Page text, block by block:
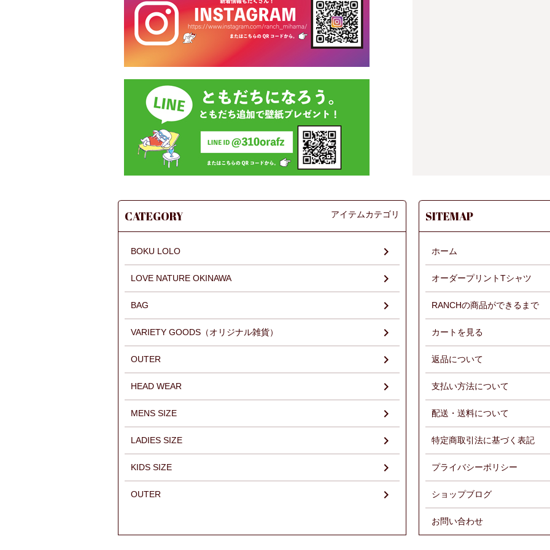
CATEGORY アイテムカテゴリ
BOKU LOLO
LOVE NATURE OKINAWA
BAG
VARIETY GOODS（オリジナル雑貨）
OUTER
HEAD WEAR
MENS SIZE
LADIES SIZE
KIDS SIZE
OUTER
SITEMAP
ホーム
オーダープリントTシャツ
RANCHの商品ができるまで
カートを見る
返品について
支払い方法について
配送・送料について
特定商取引法に基づく表記
プライバシーポリシー
ショップブログ
お問い合わせ